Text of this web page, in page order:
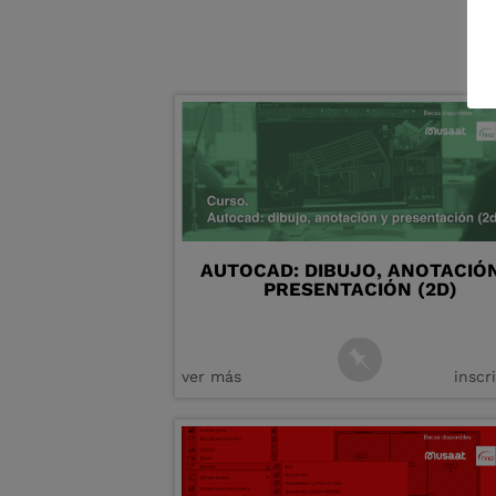
AUTOCAD: DIBUJO,
PRESENTACIÓN (2D)
ver más